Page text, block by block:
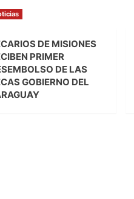
DE MISIONES
PRIMER
DE LAS
GOBIERNO DEL